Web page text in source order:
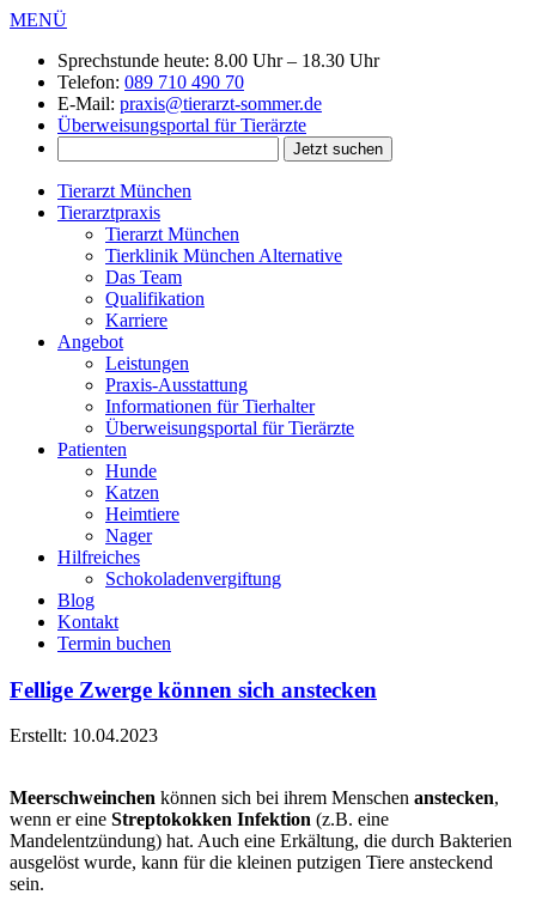
MENÜ
Sprechstunde heute: 8.00 Uhr – 18.30 Uhr
Telefon: 089 710 490 70
E-Mail: praxis@tierarzt-sommer.de
Überweisungsportal für Tierärzte
Tierarzt München
Tierarztpraxis
Tierarzt München
Tierklinik München Alternative
Das Team
Qualifikation
Karriere
Angebot
Leistungen
Praxis-Ausstattung
Informationen für Tierhalter
Überweisungsportal für Tierärzte
Patienten
Hunde
Katzen
Heimtiere
Nager
Hilfreiches
Schokoladenvergiftung
Blog
Kontakt
Termin buchen
Fellige Zwerge können sich anstecken
Erstellt: 10.04.2023
Meerschweinchen können sich bei ihrem Menschen anstecken,
wenn er eine Streptokokken Infektion (z.B. eine
Mandelentzündung) hat. Auch eine Erkältung, die durch Bakterien
ausgelöst wurde, kann für die kleinen putzigen Tiere ansteckend
sein.